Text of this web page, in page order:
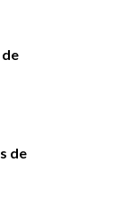
de